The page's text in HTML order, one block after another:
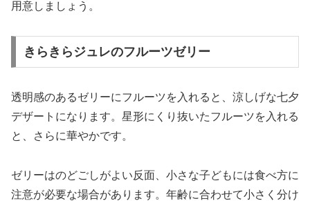
用意しましょう。
きらきらジュレのフルーツゼリー
透明感のあるゼリーにフルーツを入れると、涼しげな七夕
デザートになります。星形にくり抜いたフルーツを入れる
と、さらに華やかです。
ゼリーはのどごしがよい反面、小さな子どもには食べ方に
注意が必要な場合があります。年齢に合わせて小さく分け